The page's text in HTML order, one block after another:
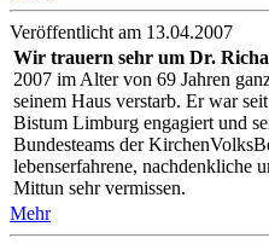
Veröffentlicht am 13­.04.2007
Wir trauern sehr um Dr.
2007 im Alter von 69 Jahren
seinem Haus verstarb. Er war
Bistum Limburg engagiert und
Bundesteams der
lebenserfahrene, nachdenkliche
Mittun sehr vermissen.
Mehr